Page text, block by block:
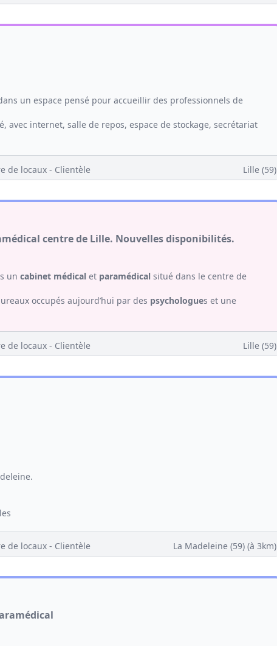
un espace pensé pour accueillir des professionnels de
avec internet, salle de repos, espace de stockage, secrétariat
de locaux - Clientèle Lille (59)
centre de Lille. Nouvelles disponibilités.
un cabinet médical et paramédical situé dans le centre de
occupés aujourd’hui par des psychologues et une
de locaux - Clientèle Lille (59)
de locaux - Clientèle La Madeleine (59)(à 3km)